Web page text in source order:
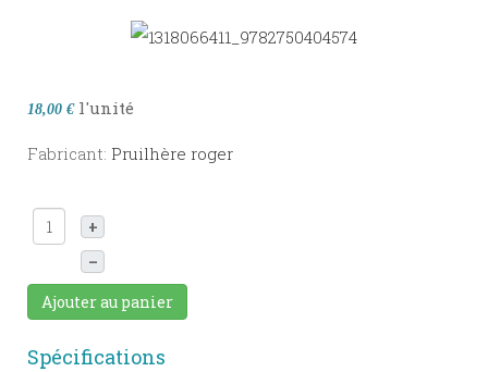
18,00 € l'unité
Fabricant: Pruilhère roger
+
–
Ajouter au panier
Spécifications